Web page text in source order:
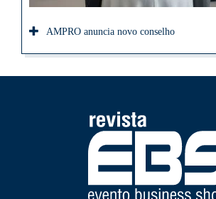
AMPRO anuncia novo conselho